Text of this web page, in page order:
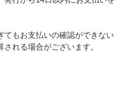
てもお支払いの確認ができない
れる場合がございます。